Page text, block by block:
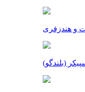
و هندزفری
(بلندگو)